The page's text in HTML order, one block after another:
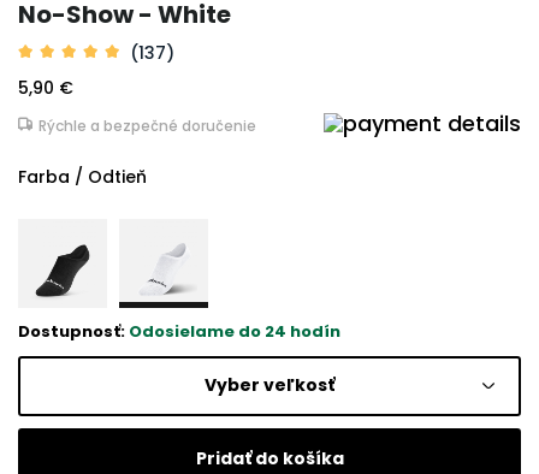
No-Show - White
(137)
5,90 €
Rýchle a bezpečné doručenie
Farba / Odtieň
Dostupnosť: Odosielame do 24 hodín
Vyber veľkosť
Pridať do košíka